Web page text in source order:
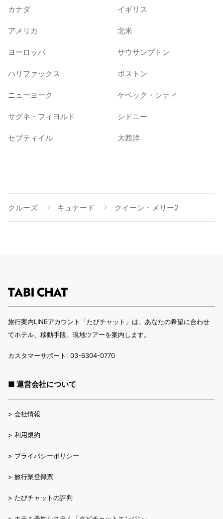
カナダ イギリス
アメリカ 北米
ヨーロッパ サウサンプトン
ハリファックス ボストン
ニューヨーク ケベック・シティ
サグネ・フィヨルド シドニー
セプティイル 大西洋
クルーズ キュナード クイーン・メリー2
旅行案内LINEアカウント「たびチャット」は、あなたの希望に合わせ
てホテル、移動手段、現地ツアーを案内します。
カスタマーサポート: 03-6304-0770
■ 運営会社について
> 会社情報
> 利用規約
> プライバシーポリシー
> 旅行業登録票
> たびチャットの評判